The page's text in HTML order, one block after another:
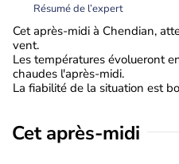
Résumé de l’expert
Cet après-midi à Chendian,
vent.
Les températures évolueront
chaudes l'après-midi.
La fiabilité de la situation est
Cet après-midi